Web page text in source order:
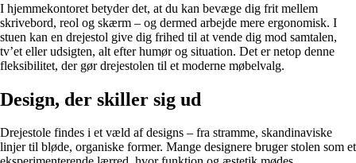
I hjemmekontoret betyder det, at du kan bevæge dig frit mellem
skrivebord, reol og skærm – og dermed arbejde mere ergonomisk. I
stuen kan en drejestol give dig frihed til at vende dig mod samtalen,
tv’et eller udsigten, alt efter humør og situation. Det er netop denne
fleksibilitet, der gør drejestolen til et moderne møbelvalg.
Design, der skiller sig ud
Drejestole findes i et væld af designs – fra stramme, skandinaviske
linjer til bløde, organiske former. Mange designere bruger stolen som et